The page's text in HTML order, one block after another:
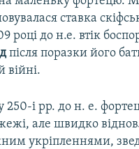
ставка
році до н.е. втік
після поразки його
війні.
250-і рр. до н. е.
але швидко
укріпленнями,